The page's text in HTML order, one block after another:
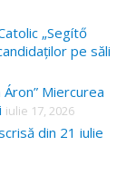
„Segítő
pe săli
Miercurea
iulie 17, 2026
din 21 iulie